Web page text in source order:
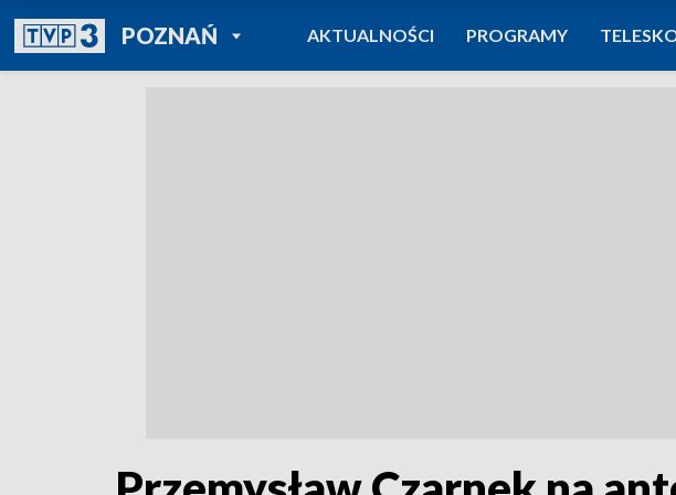
POZNAŃPOWRÓT DO
TVP REGIONY
AKTUALNOŚCI PROGRAMY